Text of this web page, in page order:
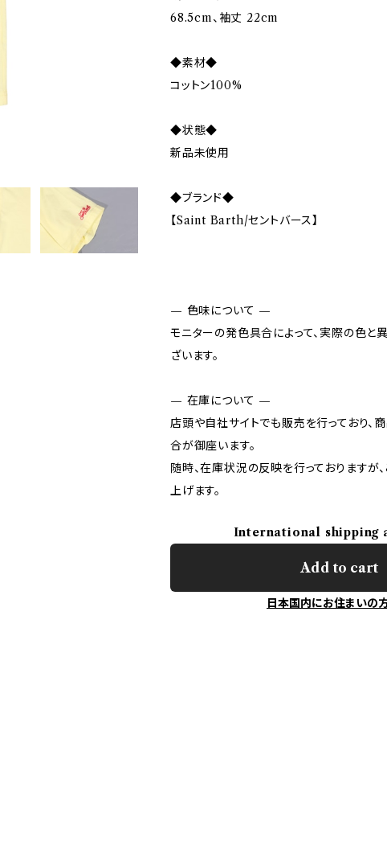
68.5cm、袖丈 22cm
◆素材◆
コットン100%
◆状態◆
新品未使用
◆ブランド◆
【Saint Barth/セントバース】
— 色味について —
モニターの発色具合によって、実際の色と
ざいます。
— 在庫について —
店頭や自社サイトでも販売を行っており、
合が御座います。
随時、在庫状況の反映を行っておりますが
上げます。
International shipping
Add to cart
日本国内にお住まいの